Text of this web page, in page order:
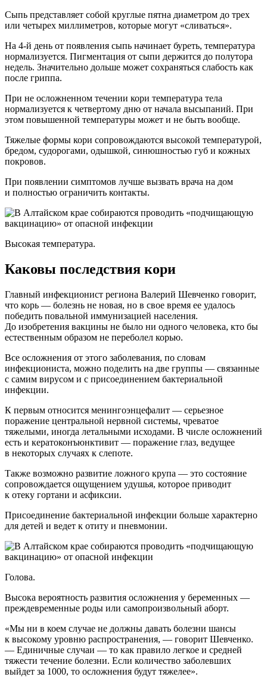
Сыпь представляет собой круглые пятна диаметром до трех
или четырех миллиметров, которые могут «сливаться».
На 4-й день от появления сыпь начинает буреть, температура
нормализуется. Пигментация от сыпи держится до полутора
недель. Значительно дольше может сохраняться слабость как
после гриппа.
При не осложненном течении кори температура тела
нормализуется к четвертому дню от начала высыпаний. При
этом повышенной температуры может и не быть вообще.
Тяжелые формы кори сопровождаются высокой температурой,
бредом, судорогами, одышкой, синюшностью губ и кожных
покровов.
При появлении симптомов лучше вызвать врача на дом
и полностью ограничить контакты.
Высокая температура.
Каковы последствия кори
Главный инфекционист региона Валерий Шевченко говорит,
что корь — болезнь не новая, но в свое время ее удалось
победить повальной иммунизацией населения.
До изобретения вакцины не было ни одного человека, кто бы
естественным образом не переболел корью.
Все осложнения от этого заболевания, по словам
инфекциониста, можно поделить на две группы — связанные
с самим вирусом и с присоединением бактериальной
инфекции.
К первым относится менингоэнцефалит — серьезное
поражение центральной нервной системы, чреватое
тяжелыми, иногда летальными исходами. В числе осложнений
есть и кератоконъюнктивит — поражение глаз, ведущее
в некоторых случаях к слепоте.
Также возможно развитие ложного крупа — это состояние
сопровождается ощущением удушья, которое приводит
к отеку гортани и асфиксии.
Присоединение бактериальной инфекции больше характерно
для детей и ведет к отиту и пневмонии.
Голова.
Высока вероятность развития осложнения у беременных —
преждевременные роды или самопроизвольный аборт.
«Мы ни в коем случае не должны давать болезни шансы
к высокому уровню распространения, — говорит Шевченко.
— Единичные случаи — то как правило легкое и средней
тяжести течение болезни. Если количество заболевших
выйдет за 1000, то осложнения будут тяжелее».